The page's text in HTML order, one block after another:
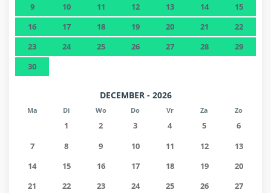
9
10 11 12 13 14
15
16
17 18 19 20 21
22
23
24 25 26 27 28
29
30
DECEMBER - 2026
Ma Di Wo Do Vr Za Zo
1 2 3 4 5
6
7
8 9 10 11 12
13
14
15 16 17 18 19
20
21
22 23 24 25 26
27